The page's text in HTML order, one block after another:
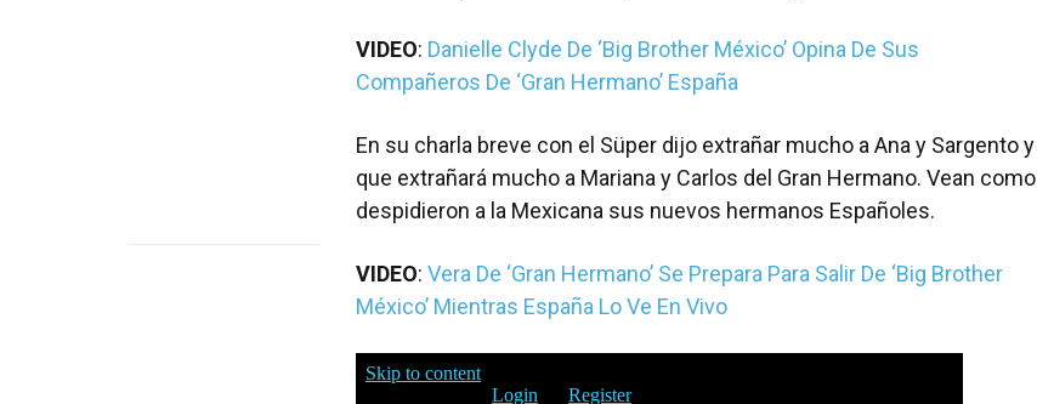
VIDEO: Danielle Clyde De ‘Big Brother México’ Opina De Sus
Compañeros De ‘Gran Hermano’ España
En su charla breve con el Süper dijo extrañar mucho a Ana y Sargento y
que extrañará mucho a Mariana y Carlos del Gran Hermano. Vean como
despidieron a la Mexicana sus nuevos hermanos Españoles.
VIDEO: Vera De ‘Gran Hermano’ Se Prepara Para Salir De ‘Big Brother
México’ Mientras España Lo Ve En Vivo